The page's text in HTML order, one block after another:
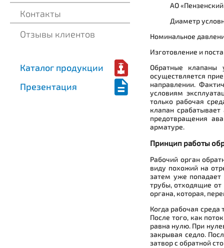
АО
Диаметр
Номинальное
Изготовление и
Обратные клапаны
осуществляется
направлении.
условиям
только рабочая
клапан
предотвращения
арматуре.
Принцип работы
Рабочий орган
виду похожий на
затем уже попадает
трубы, отходящие от
органа, которая,
Когда рабочая
После того, как
равна нулю. При
закрывая седло.
затвор с обратной
Контакты
Отзывы клиентов
Каталог продукции
Презентация